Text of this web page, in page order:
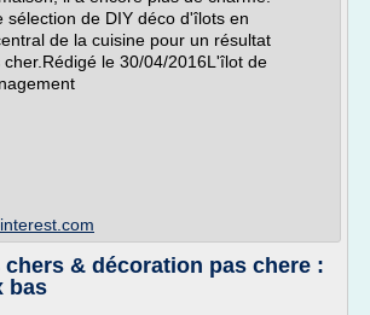
sélection de DIY déco d'îlots en
de la cuisine pour un résultat
le 30/04/2016L'îlot de
chers & décoration pas chere :
bas